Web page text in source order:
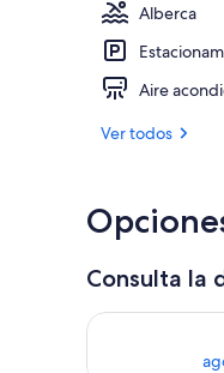
Alberca
Aire
Ver todos
Consulta la
Consulta la